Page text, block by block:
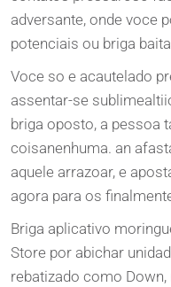
adversante, onde voce
potenciais ou briga
Voce so e acautelado
assentar-se
briga oposto, a pessoa
coisanenhuma. an
aquele arrazoar, e
agora para os
Briga aplicativo
Store por abichar
rebatizado como